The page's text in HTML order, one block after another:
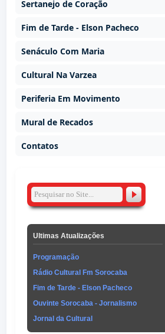
Sertanejo de Coração
Fim de Tarde - Elson Pacheco
Senáculo Com Maria
Cultural Na Varzea
Periferia Em Movimento
Mural de Recados
Contatos
Ultimas Atualizações
Programação
Rádio Cultural Fm Sorocaba
Fim de Tarde - Elson Pacheco
Ouvinte Sorocaba - Jornalismo
Jornal da Cultural